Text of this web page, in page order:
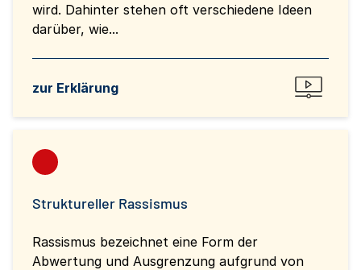
wird. Dahinter stehen oft verschiedene Ideen
darüber, wie...
zur Erklärung
Struktureller Rassismus
Rassismus bezeichnet eine Form der
Abwertung und Ausgrenzung aufgrund von